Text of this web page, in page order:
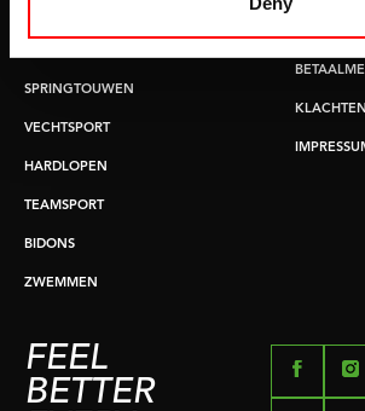
SPRINGTOUWEN
VECHTSPORT
HARDLOPEN
TEAMSPORT
BIDONS
ZWEMMEN
FEEL
BETTER